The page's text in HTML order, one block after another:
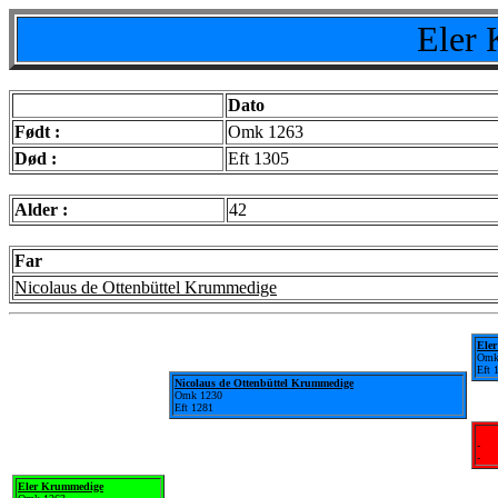
Eler
Dato
Født :
Omk 1263
Død :
Eft 1305
Alder : 42
Far
Nicolaus de Ottenbüttel Krummedige
Eler Krummedige
Nicolaus de Ottenbüttel Krummedige
Omk 1230
Eft 1281
Eft
-
-